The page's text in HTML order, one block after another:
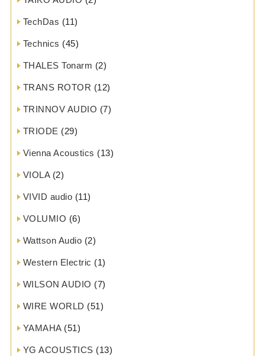
TechDas (11)
Technics (45)
THALES Tonarm (2)
TRANS ROTOR (12)
TRINNOV AUDIO (7)
TRIODE (29)
Vienna Acoustics (13)
VIOLA(2)
VIVID audio (11)
VOLUMIO (6)
Wattson Audio (2)
Western Electric (1)
WILSON AUDIO (7)
WIRE WORLD (51)
YAMAHA(51)
YG ACOUSTICS (13)